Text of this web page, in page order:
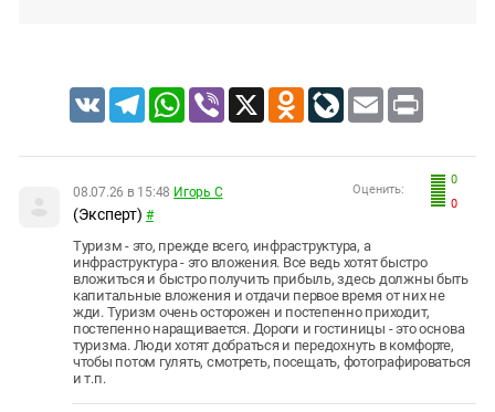
VK TelegramWhatsApp
Viber X Odnoklassniki
LiveJournal
Email Print
0
0
Оценить:
08.07.26 в 15:48 Игорь С
(Эксперт) #
Туризм - это, прежде всего, инфраструктура, а
инфраструктура - это вложения. Все ведь хотят быстро
вложиться и быстро получить прибыль, здесь должны быть
капитальные вложения и отдачи первое время от них не
жди. Туризм очень осторожен и постепенно приходит,
постепенно наращивается. Дороги и гостиницы - это основа
туризма. Люди хотят добраться и передохнуть в комфорте,
чтобы потом гулять, смотреть, посещать, фотографироваться
и т.п.